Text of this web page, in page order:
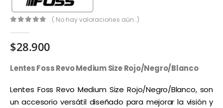
( No hay valoraciones aún. )
$28.900
Lentes Foss Revo Medium Size Rojo/Negro/Blanco
Lentes Foss Revo Medium Size Rojo/Negro/Blanco, son
un accesorio versátil diseñado para mejorar la visión y